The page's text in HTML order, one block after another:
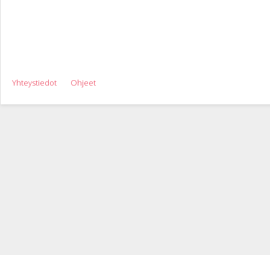
Yhteystiedot Ohjeet